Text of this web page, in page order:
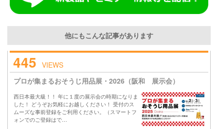
他にもこんな記事があります
445 VIEWS
プロが集まるおそうじ用品展・2026（阪和 展示会）
西日本最大級！！ 年に１度の展示会の時期になりま
した！ どうぞお気軽にお越しください！ 受付のス
ムーズな事前登録をご利用ください。（スマートフ
ォンでのご登録はで…